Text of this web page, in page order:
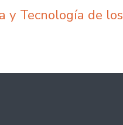
y Tecnología de